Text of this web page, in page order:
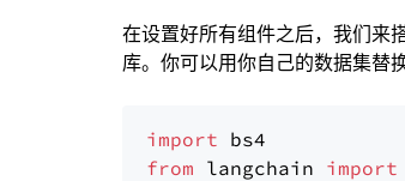
在设置好所有组件之后，我们来
库。你可以用你自己的数据集替
import
from langchain import